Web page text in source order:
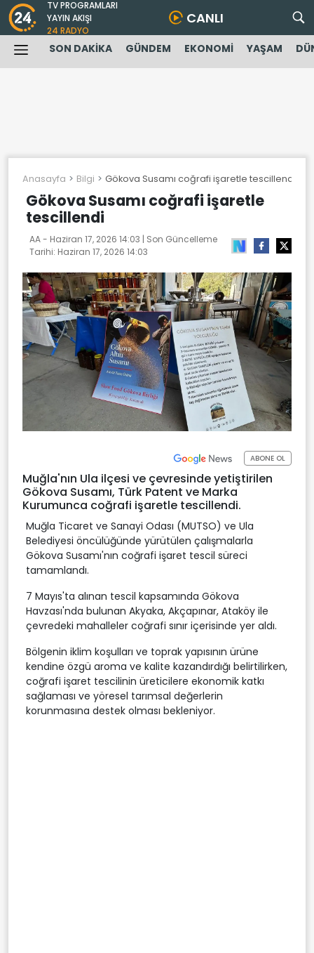
TV PROGRAMLARI
YAYIN AKIŞI
24 RADYO
CANLI
SON DAKİKA GÜNDEM EKONOMİ YAŞAM
Anasayfa Bilgi Gökova Susamı coğrafi işaretle tescillendi
Gökova Susamı coğrafi işaretle
tescillendi
AA - Haziran 17, 2026 14:03 | Son Güncelleme
Tarihi: Haziran 17, 2026 14:03
ABONE OL
Muğla'nın Ula ilçesi ve çevresinde yetiştirilen
Gökova Susamı, Türk Patent ve Marka
Kurumunca coğrafi işaretle tescillendi.
Muğla Ticaret ve Sanayi Odası (MUTSO) ve Ula
Belediyesi öncülüğünde yürütülen çalışmalarla
Gökova Susamı'nın coğrafi işaret tescil süreci
tamamlandı.
7 Mayıs'ta alınan tescil kapsamında Gökova
Havzası'nda bulunan Akyaka, Akçapınar, Ataköy ile
çevredeki mahalleler coğrafi sınır içerisinde yer aldı.
Bölgenin iklim koşulları ve toprak yapısının ürüne
kendine özgü aroma ve kalite kazandırdığı belirtilirken,
coğrafi işaret tescilinin üreticilere ekonomik katkı
sağlaması ve yöresel tarımsal değerlerin
korunmasına destek olması bekleniyor.